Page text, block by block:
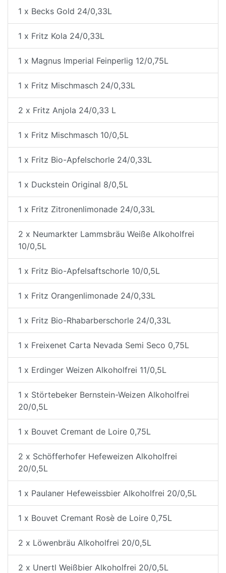
1 x Becks Gold 24/0,33L
1 x Fritz Kola 24/0,33L
1 x Magnus Imperial Feinperlig 12/0,75L
1 x Fritz Mischmasch 24/0,33L
2 x Fritz Anjola 24/0,33 L
1 x Fritz Mischmasch 10/0,5L
1 x Fritz Bio-Apfelschorle 24/0,33L
1 x Duckstein Original 8/0,5L
1 x Fritz Zitronenlimonade 24/0,33L
2 x Neumarkter Lammsbräu Weiße Alkoholfrei
10/0,5L
1 x Fritz Bio-Apfelsaftschorle 10/0,5L
1 x Fritz Orangenlimonade 24/0,33L
1 x Fritz Bio-Rhabarberschorle 24/0,33L
1 x Freixenet Carta Nevada Semi Seco 0,75L
1 x Erdinger Weizen Alkoholfrei 11/0,5L
1 x Störtebeker Bernstein-Weizen Alkoholfrei
20/0,5L
1 x Bouvet Cremant de Loire 0,75L
2 x Schöfferhofer Hefeweizen Alkoholfrei
20/0,5L
1 x Paulaner Hefeweissbier Alkoholfrei 20/0,5L
1 x Bouvet Cremant Rosè de Loire 0,75L
2 x Löwenbräu Alkoholfrei 20/0,5L
2 x Unertl Weißbier Alkoholfrei 20/0,5L